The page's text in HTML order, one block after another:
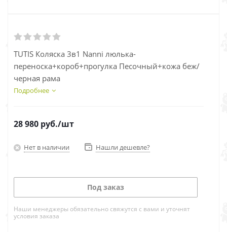
TUTIS Коляска 3в1 Nanni люлька-
переноска+короб+прогулка Песочный+кожа беж/
черная рама
Подробнее
28 980 руб./шт
Нет в наличии Нашли дешевле?
Под заказ
Наши менеджеры обязательно свяжутся с вами и уточнят
условия заказа